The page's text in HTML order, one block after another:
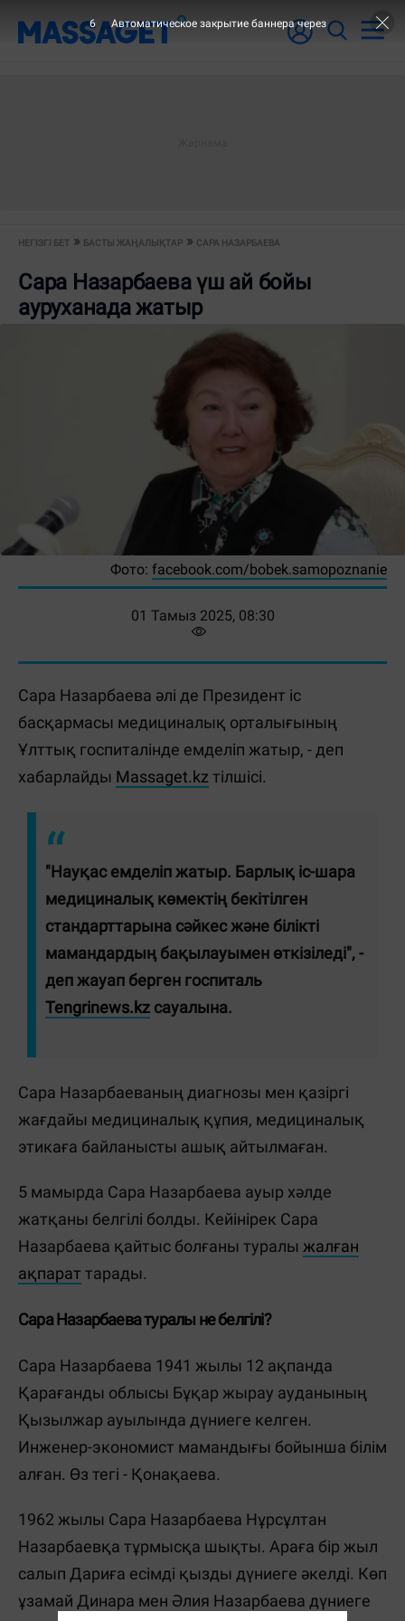
НЕГІЗГІ БЕТ БАСТЫ ЖАҢАЛЫҚТАР САРА НАЗАРБАЕВА
Сара Назарбаева үш ай бойы
ауруханада жатыр
Фото: facebook.com/bobek.samopoznanie
01 Тамыз 2025, 08:30
Сара Назарбаева әлі де Президент іс
басқармасы медициналық орталығының
Ұлттық госпиталінде емделіп жатыр, - деп
хабарлайды Massaget.kzтілшісі.
"Науқас емделіп жатыр. Барлық іс-шара
медициналық көмектің бекітілген
стандарттарына сәйкес және білікті
мамандардың бақылауымен өткізіледі", -
деп жауап берген госпиталь
Tengrinews.kz сауалына.
Сара Назарбаеваның диагнозы мен қазіргі
жағдайы медициналық құпия, медициналық
этикаға байланысты ашық айтылмаған.
5 мамырда Сара Назарбаева ауыр хәлде
жатқаны белгілі болды. Кейінірек Сара
Назарбаева қайтыс болғаны туралы жалған
ақпарат тарады.
Сара Назарбаева туралы не белгілі?
Сара Назарбаева 1941 жылы 12 ақпанда
Қарағанды облысы Бұқар жырау ауданының
Қызылжар ауылында дүниеге келген.
Инженер-экономист мамандығы бойынша білім
алған. Өз тегі - Қонақаева.
1962 жылы Сара Назарбаева Нұрсұлтан
Назарбаевқа тұрмысқа шықты. Араға бір жыл
салып Дариға есімді қызды дүниеге әкелді. Көп
ұзамай Динара мен Әлия Назарбаева дүниеге
6 Автоматическое закрытие баннера через